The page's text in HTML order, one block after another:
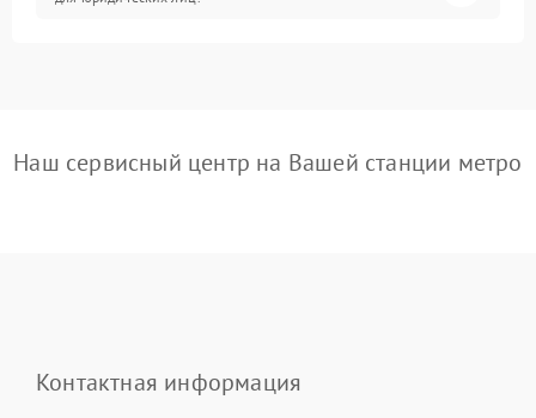
Наш сервисный центр на Вашей станции метро
Контактная информация